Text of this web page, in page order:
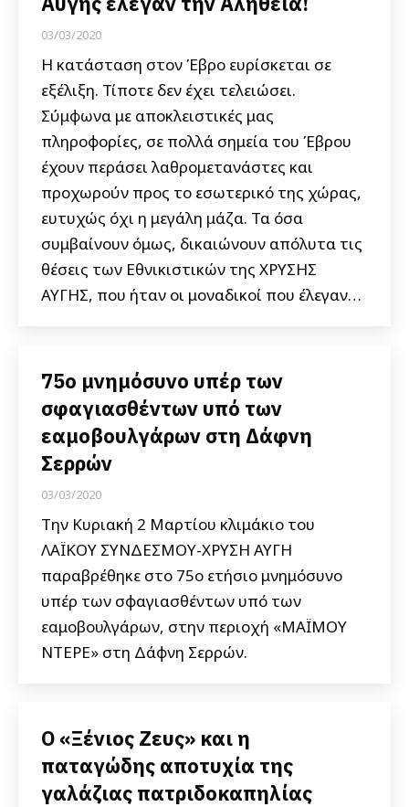
03/03/2020
Η κατάσταση στον Έβρο ευρίσκεται σε
εξέλιξη. Τίποτε δεν έχει τελειώσει.
Σύμφωνα με αποκλειστικές μας
πληροφορίες, σε πολλά σημεία του Έβρου
έχουν περάσει λαθρομετανάστες και
προχωρούν προς το εσωτερικό της χώρας,
ευτυχώς όχι η μεγάλη μάζα. Τα όσα
συμβαίνουν όμως, δικαιώνουν απόλυτα τις
θέσεις των Εθνικιστικών της ΧΡΥΣΗΣ
ΑΥΓΗΣ, που ήταν οι μοναδικοί που έλεγαν…
75ο μνημόσυνο υπέρ των
σφαγιασθέντων υπό των
εαμοβουλγάρων στη Δάφνη
Σερρών
03/03/2020
Την Κυριακή 2 Μαρτίου κλιμάκιο του
ΛΑΪΚΟΥ ΣΥΝΔΕΣΜΟΥ-ΧΡΥΣΗ ΑΥΓΗ
παραβρέθηκε στο 75ο ετήσιο μνημόσυνο
υπέρ των σφαγιασθέντων υπό των
εαμοβουλγάρων, στην περιοχή «ΜΑΪΜΟΥ
ΝΤΕΡΕ» στη Δάφνη Σερρών.
Ο «Ξένιος Ζευς» και η
παταγώδης αποτυχία της
γαλάζιας πατριδοκαπηλίας